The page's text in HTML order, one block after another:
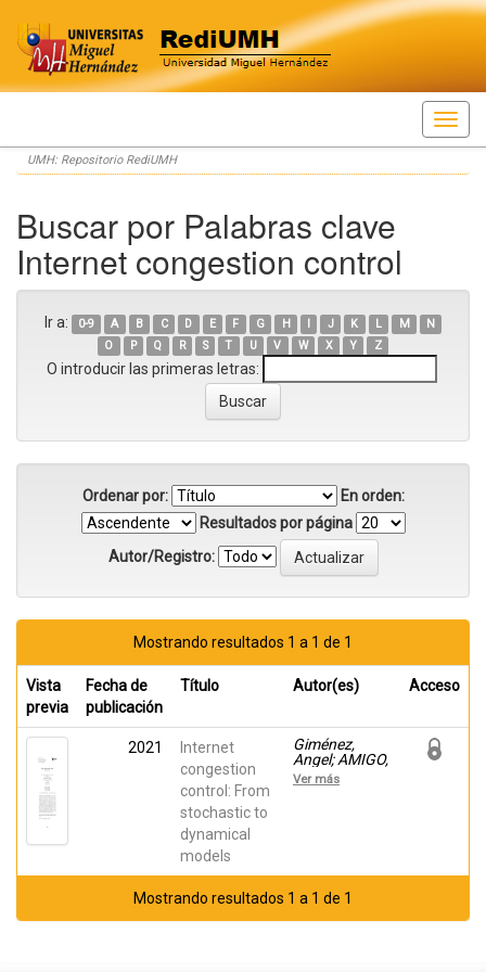
Skip
navigation
UMH: Repositorio RediUMH
Buscar por Palabras clave
Internet congestion control
Ir a: 0-9 A B C D E F G H I J K L M
N
O
P Q R S T U V W X Y Z
O introducir las primeras letras:
Ordenar por:
En orden:
Resultados por página
Autor/Registro:
Mostrando resultados 1 a 1 de 1
Vista
previa
Fecha de
publicación
Título Autor(es) Acceso
2021
Internet
congestion
control: From
stochastic to
dynamical
models
Giménez,
Angel; AMIGO,
JOSE M.;
Martinez
Ver más
Mostrando resultados 1 a 1 de 1